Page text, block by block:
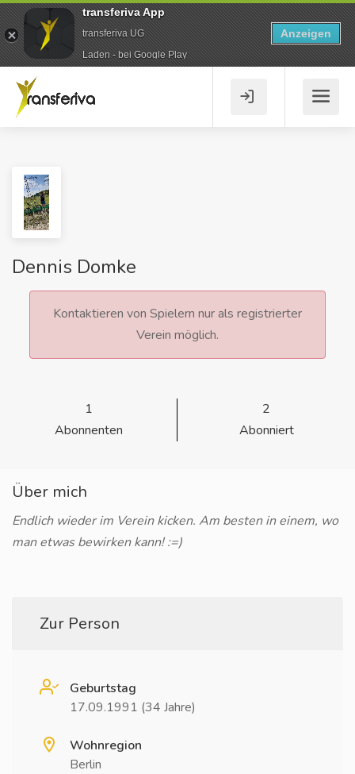
Dennis Domke
Kontaktieren von Spielern nur als registrierter
Verein möglich.
1
Abonnenten
2
Abonniert
Über mich
Endlich wieder im Verein kicken. Am besten in einem, wo
man etwas bewirken kann! :=)
Zur Person
Geburtstag
17.09.1991 (34 Jahre)
Wohnregion
Berlin
transferiva App
transferiva UG
Laden - bei Google Play
Anzeigen